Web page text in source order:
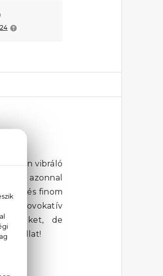
vibráló
azonnal
lágy és finom
provokatív
de
az illat!